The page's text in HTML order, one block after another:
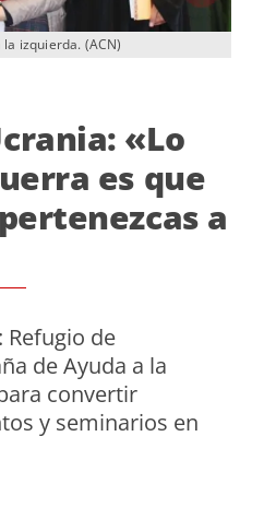
izquierda. (ACN)
«Lo
es que
a
Refugio de
de Ayuda a la
convertir
y seminarios en